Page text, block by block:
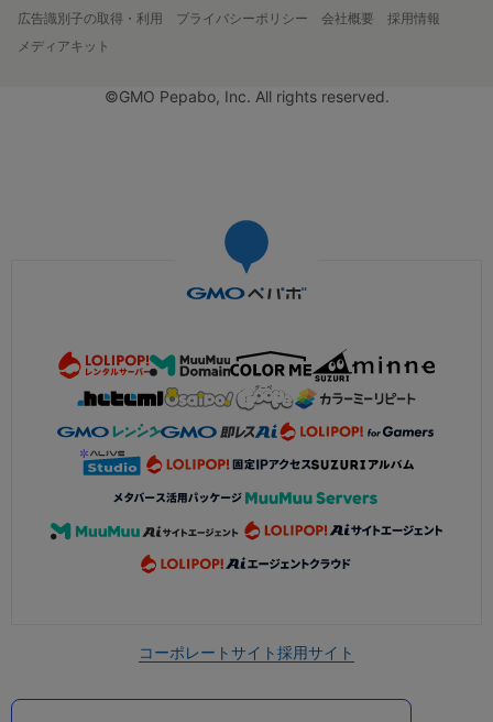
広告識別子の取得・利用
プライバシーポリシー 会社概要
採用情報
メディアキット
©GMO Pepabo, Inc. All rights reserved.
コーポレートサイト採用サイト